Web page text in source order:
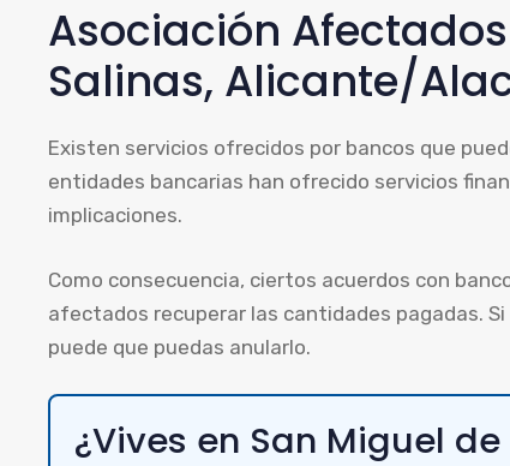
Asociación
Salinas, Alicante/
Existen servicios ofrecidos por bancos que
entidades bancarias han ofrecido servicios
implicaciones.
Como consecuencia, ciertos acuerdos con
afectados recuperar las cantidades pagadas.
puede que puedas anularlo.
¿Vives en San Miguel